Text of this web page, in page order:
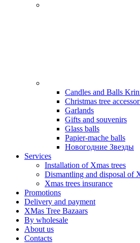
Candles and Balls
Christmas tree
Garlands
Gifts and souvenirs
Glass balls
Papier-mache balls
Новогодние Звезды
Services
Installation of Хmas trees
Dismantling and disposal of
Xmas trees insurance
Promotions
Delivery and payment
XMas Tree Bazaars
By wholesale
About us
Contacts